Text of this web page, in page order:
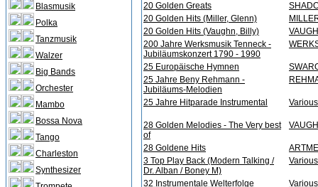
Blasmusik
Polka
Tanzmusik
Walzer
Big Bands
Orchester
Mambo
Bossa Nova
Tango
Charleston
Synthesizer
20 Golden Greats
20 Golden Hits (Miller, Glenn)
20 Golden Hits (Vaughn, Billy)
200 Jahre Werksmusik Tenneck -
Jubiläumskonzert 1790 - 1990
25 Europäische Hymnen
25 Jahre Beny Rehmann -
Jubiläums-Melodien
25 Jahre Hitparade Instrumental
28 Golden Melodies - The Very best
of
28 Goldene Hits
3 Top Play Back (Modern Talking /
Dr. Alban / Boney M)
32 Instrumentale Welterfolge